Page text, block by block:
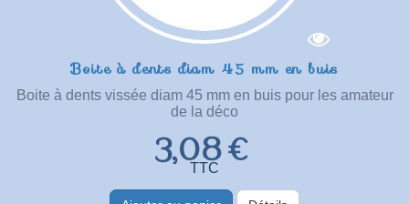
Boite à dents diam 45 mm en buis
Boite à dents vissée diam 45 mm en buis pour les amateur
de la déco
3,08 €
TTC